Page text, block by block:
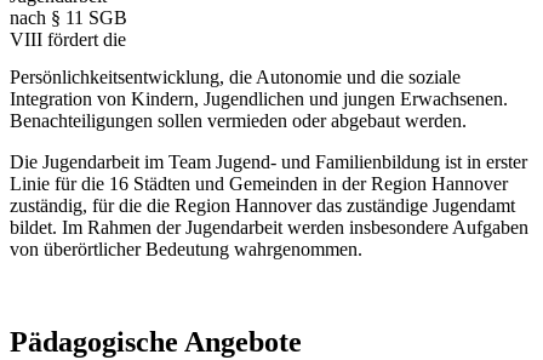
nach § 11 SGB
VIII fördert die
Persönlichkeitsentwicklung, die Autonomie und die soziale
Integration von Kindern, Jugendlichen und jungen Erwachsenen.
Benachteiligungen sollen vermieden oder abgebaut werden.
Die Jugendarbeit im Team Jugend- und Familienbildung ist in erster
Linie für die 16 Städten und Gemeinden in der Region Hannover
zuständig, für die die Region Hannover das zuständige Jugendamt
bildet. Im Rahmen der Jugendarbeit werden insbesondere Aufgaben
von überörtlicher Bedeutung wahrgenommen.
Pädagogische Angebote